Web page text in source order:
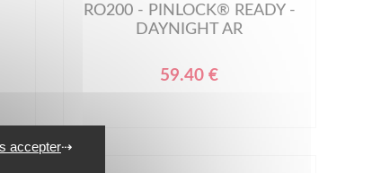
RO200 - PINLOCK® READY -
DAYNIGHT AR
59.40 €
accepter